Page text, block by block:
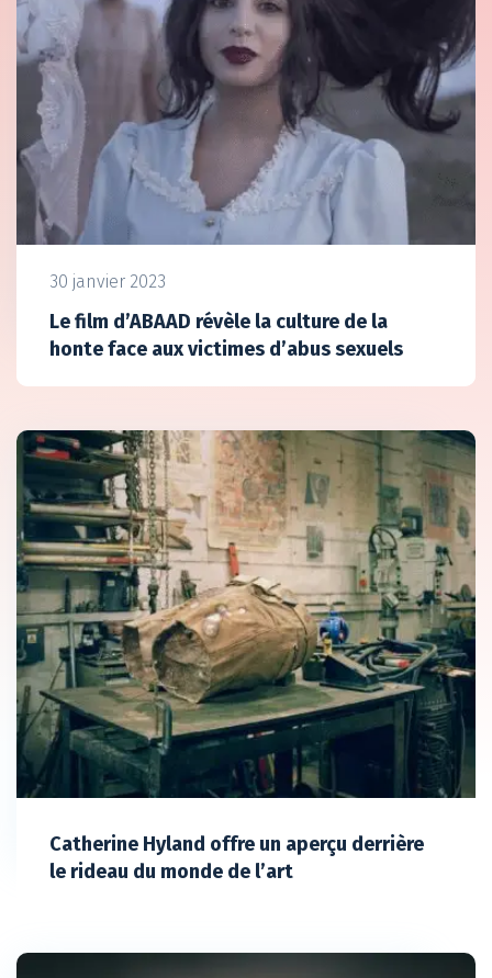
30 janvier 2023
Le film d’ABAAD révèle la culture de la
honte face aux victimes d’abus sexuels
Catherine Hyland offre un aperçu derrière
le rideau du monde de l’art